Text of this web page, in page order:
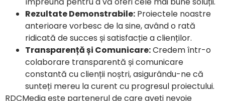
Rezultate Demonstrabile: Proiectele noastre
anterioare vorbesc de la sine, având o rată
ridicată de succes și satisfacție a clienților.
Transparență și Comunicare:Credem într-o
colaborare transparentă și comunicare
constantă cu clienții noștri, asigurându-ne că
sunteți mereu la curent cu progresul proiectului.
RDCMedia este partenerul de care aveți nevoie